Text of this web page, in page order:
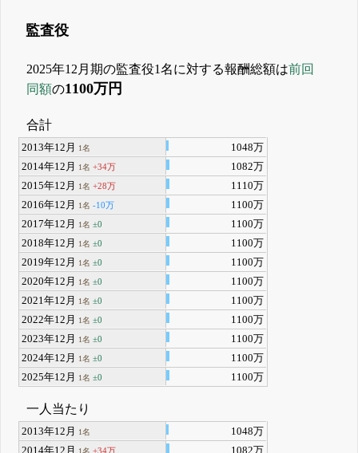
監査役
2025年12月期の監査役1名に対する報酬総額は前回
同額の1100万円
合計
2013年12月 1名
1048万
2014年12月
1名 +34万
1082万
2015年12月
1名 +28万
1110万
2016年12月
1名 -10万
1100万
2017年12月
1名 ±0
1100万
2018年12月
1名 ±0
1100万
2019年12月
1名 ±0
1100万
2020年12月
1名 ±0
1100万
2021年12月
1名 ±0
1100万
2022年12月
1名 ±0
1100万
2023年12月
1名 ±0
1100万
2024年12月
1名 ±0
1100万
2025年12月
1名 ±0 1100万
一人当たり
2013年12月 1名
1048万
1名 +34万